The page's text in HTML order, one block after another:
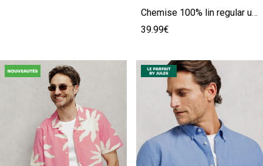
Chemise 100% lin regular unie
39.99€